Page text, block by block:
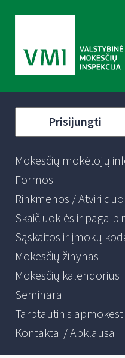
Prisijungti
Mokesčių mokėtojų
Formos
Rinkmenos / Atviri
Skaičiuoklės ir
Sąskaitos ir įmokų
Mokesčių žinynas
Mokesčių kalendorius
Seminarai
Tarptautinis
Kontaktai / Apklausa